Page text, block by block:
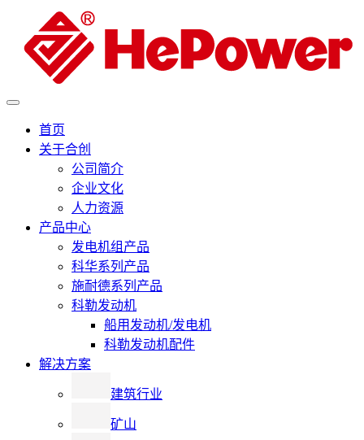
首页
关于合创
公司简介
企业文化
人力资源
产品中心
发电机组产品
科华系列产品
施耐德系列产品
科勒发动机
船用发动机/发电机
科勒发动机配件
解决方案
建筑行业
矿山